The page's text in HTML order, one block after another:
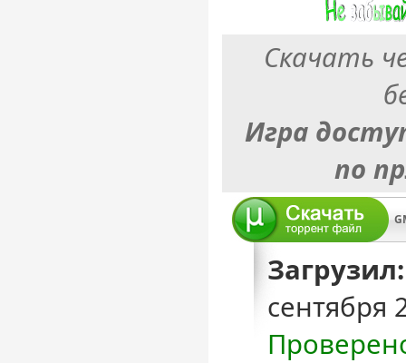
Скачать
Игра
по
Загрузил:
сентября